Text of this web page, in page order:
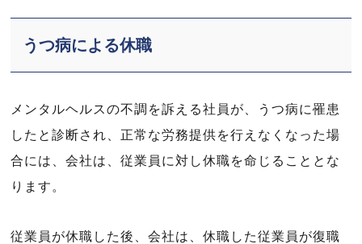
うつ病による休職
メンタルヘルスの不調を訴える社員が、うつ病に罹患
したと診断され、正常な労務提供を行えなくなった場
合には、会社は、従業員に対し休職を命じることとな
ります。
従業員が休職した後、会社は、休職した従業員が復職